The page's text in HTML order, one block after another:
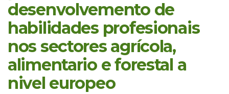
desenvolvemento de
habilidades profesionais
nos sectores agrícola,
alimentario e forestal a
nivel europeo